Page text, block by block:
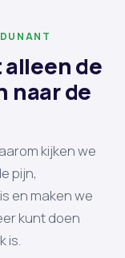
de
naar de
kijken we
pijn,
en maken we
kunt doen
is.